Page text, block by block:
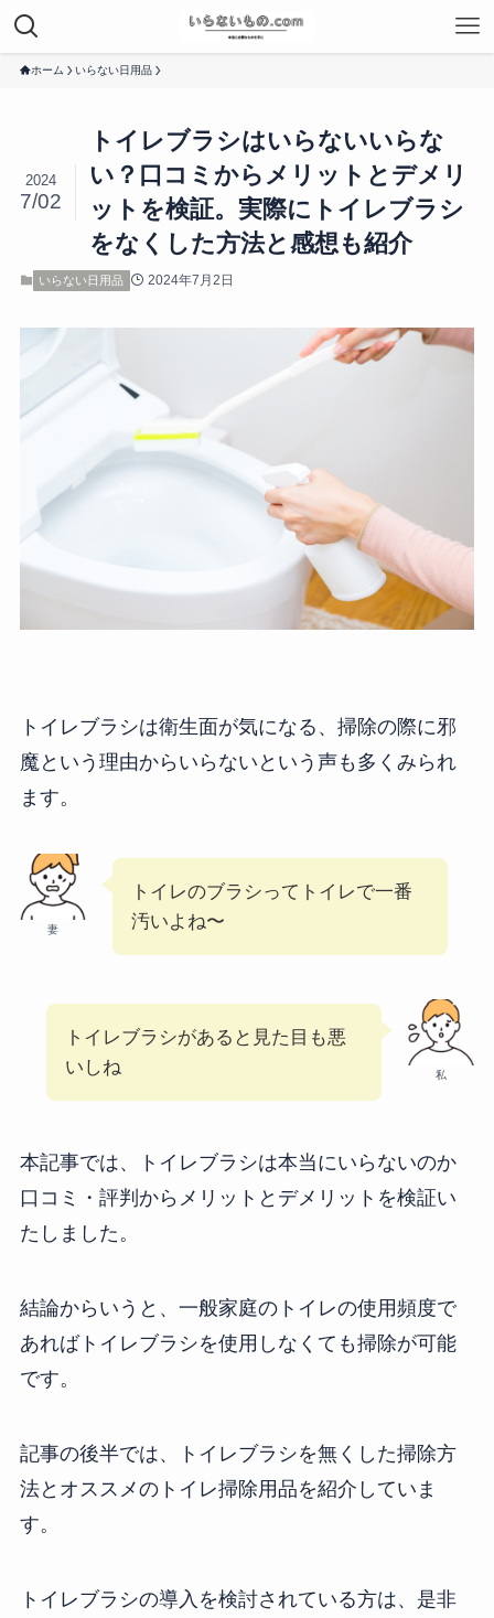
ホーム いらない日用品
トイレブラシはいらないいらな
い？口コミからメリットとデメリ
ットを検証。実際にトイレブラシ
をなくした方法と感想も紹介
2024
7/02
いらない日用品 2024年7月2日
トイレブラシは衛生面が気になる、掃除の際に邪
魔という理由からいらないという声も多くみられ
ます。
妻
トイレのブラシってトイレで一番
汚いよね〜
私
トイレブラシがあると見た目も悪
いしね
本記事では、トイレブラシは本当にいらないのか
口コミ・評判からメリットとデメリットを検証い
たしました。
結論からいうと、一般家庭のトイレの使用頻度で
あればトイレブラシを使用しなくても掃除が可能
です。
記事の後半では、トイレブラシを無くした掃除方
法とオススメのトイレ掃除用品を紹介していま
す。
トイレブラシの導入を検討されている方は、是非